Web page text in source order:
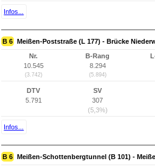
Infos...
B 6 Meißen-Poststraße (L 177) - Brücke
Nr.
10.545
(3.742)
B-Rang
8.294
(5.894)
DTV
5.791
SV
307
(5,3%)
Infos...
B 6 Meißen-Schottenbergtunnel (B 101) -